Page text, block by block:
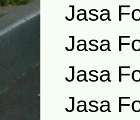
Jasa
Jasa
Jasa
Jasa